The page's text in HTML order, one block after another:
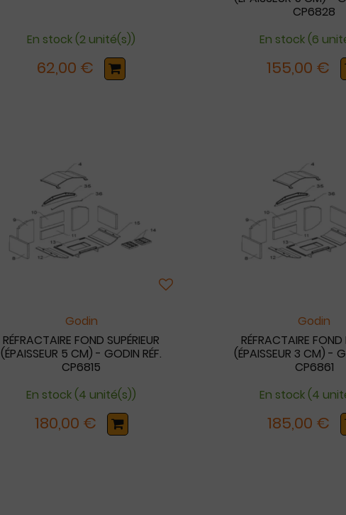
En stock (2 unité(s))
62,00 €
CP6828
En stock (6
155,00 €
Godin
RÉFRACTAIRE FOND SUPÉRIEUR
(ÉPAISSEUR 5 CM) - GODIN RÉF.
CP6815
En stock (4 unité(s))
180,00 €
Godin
RÉFRACTAIRE FOND
(ÉPAISSEUR 3 CM) -
CP6861
En stock (4
185,00 €